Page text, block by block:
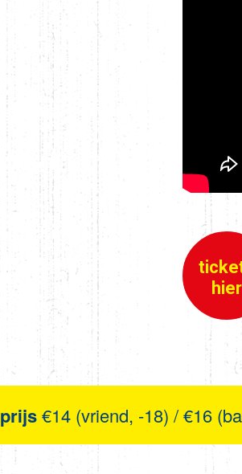
hier
prijs€14 (vriend, -18) / €16